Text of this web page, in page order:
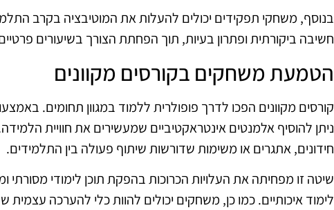
בנוסף, משחקי תפקידים יכולים להעלות את המוטיבציה בקרב
חשיבה ביקורתית ופתרון בעיות, תוך הפחתת הצורך בשיעורים
הטמעת משחקים בקורסים מקוונים
קורסים מקוונים הפכו לדרך פופולרית ללמוד במגוון תחומים.
ניתן להוסיף אלמנטים אינטראקטיביים שמעשירים את חוויית
חידונים, אתגרים או משימות שדורשות שיתוף פעולה בין התלמידים.
שיטה זו מפחיתה את העלויות הכרוכות בהפקת תוכן לימודי מסורתי
לימוד איכותיים. כמו כן, משחקים יכולים להוות כלי להערכה